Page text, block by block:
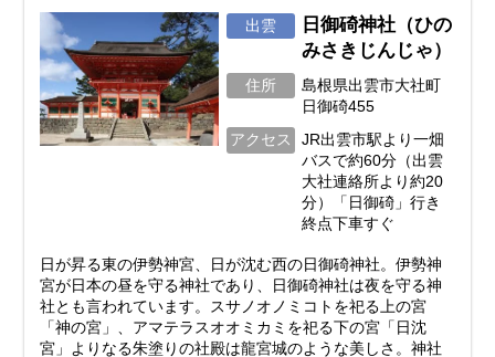
出雲
日御碕神社（ひの
みさきじんじゃ）
住所
島根県出雲市大社町
日御碕455
アクセス
JR出雲市駅より一畑
バスで約60分（出雲
大社連絡所より約20
分）「日御碕」行き
終点下車すぐ
日が昇る東の伊勢神宮、日が沈む西の日御碕神社。伊勢神
宮が日本の昼を守る神社であり、日御碕神社は夜を守る神
社とも言われています。スサノオノミコトを祀る上の宮
「神の宮」、アマテラスオオミカミを祀る下の宮「日沈
宮」よりなる朱塗りの社殿は龍宮城のような美しさ。神社